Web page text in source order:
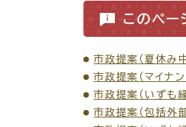
このペー
市政提案（夏休み
市政提案（マイナ
市政提案（いずも
市政提案（包括外